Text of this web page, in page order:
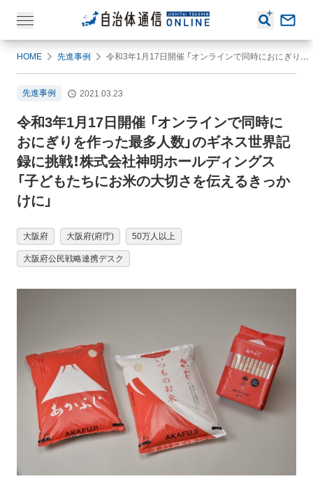
HOME 先進事例 令和3年1月17日開催 「オンラインで同時におにぎりを作った最多人数」のギネス世界記録に挑戦！株式会社神明ホールディングス「子どもたちにお米の大切さを伝えるきっかけに」
先進事例 2021.03.23
令和3年1月17日開催 「オンラインで同時に
おにぎりを作った最多人数」のギネス世界記
録に挑戦！株式会社神明ホールディングス
「子どもたちにお米の大切さを伝えるきっか
けに」
大阪府 大阪府(府庁) 50万人以上
大阪府公民戦略連携デスク